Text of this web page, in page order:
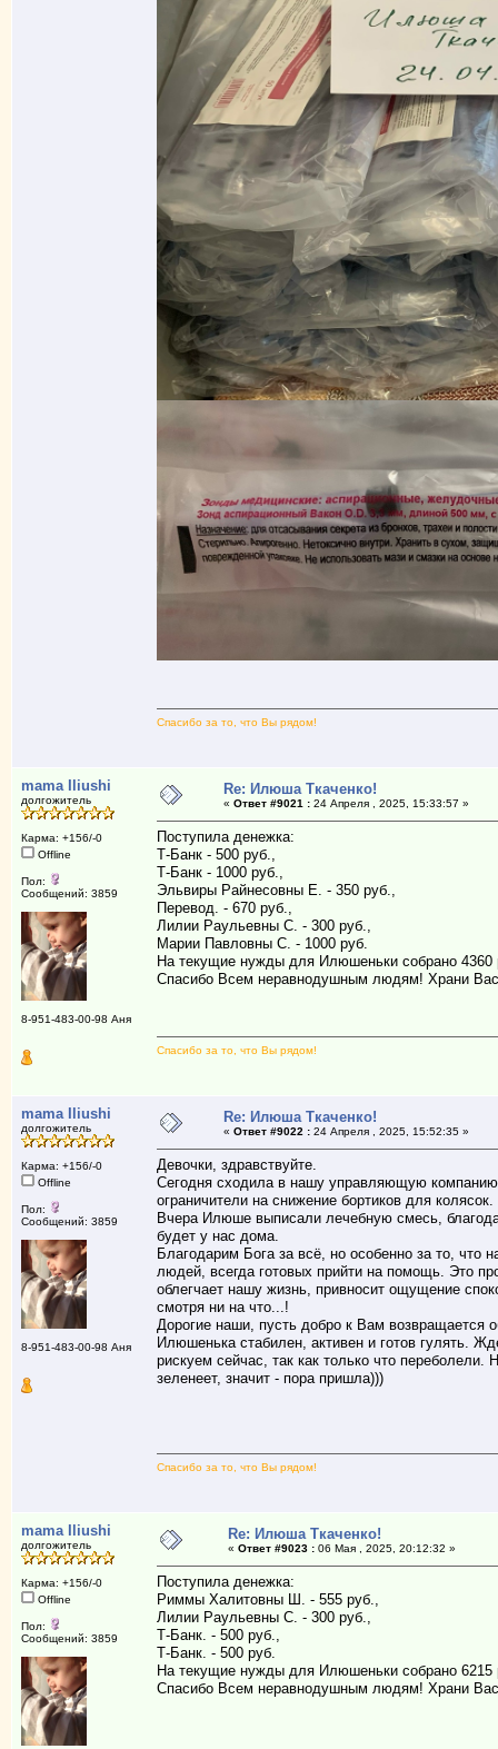
Спасибо за то, что Вы рядом!
mama Iliushi
долгожитель
Карма: +156/-0
Offline
Пол:
Сообщений: 3859
8-951-483-00-98 Аня
Re: Илюша Ткаченко!
« Ответ #9021 :24 Апреля , 2025, 15:33:57 »
Поступила денежка:
Т-Банк - 500 руб.,
Т-Банк - 1000 руб.,
Эльвиры Райнесовны Е. - 350 руб.,
Перевод. - 670 руб.,
Лилии Раульевны С. - 300 руб.,
Марии Павловны С. - 1000 руб.
На текущие нужды для Илюшеньки собрано 4360
Спасибо Всем неравнодушным людям! Храни
Спасибо за то, что Вы рядом!
mama Iliushi
долгожитель
Карма: +156/-0
Offline
Пол:
Сообщений: 3859
8-951-483-00-98 Аня
Re: Илюша Ткаченко!
« Ответ #9022 :24 Апреля , 2025, 15:52:35 »
Девочки, здравствуйте.
Сегодня сходила в нашу управляющую
ограничители на снижение бортиков для
Вчера Илюше выписали лечебную смесь,
будет у нас дома.
Благодарим Бога за всё, но особенно за то, что
людей, всегда готовых прийти на помощь. Это
облегчает нашу жизнь, привносит ощущение
смотря ни на что...!
Дорогие наши, пусть добро к Вам возвращается
Илюшенька стабилен, активен и готов гулять.
рискуем сейчас, так как только что переболели.
зеленеет, значит - пора пришла)))
Спасибо за то, что Вы рядом!
mama Iliushi
долгожитель
Карма: +156/-0
Offline
Пол:
Сообщений: 3859
Re: Илюша Ткаченко!
« Ответ #9023 :06 Мая , 2025, 20:12:32 »
Поступила денежка:
Риммы Халитовны Ш. - 555 руб.,
Лилии Раульевны С. - 300 руб.,
Т-Банк. - 500 руб.,
Т-Банк. - 500 руб.
На текущие нужды для Илюшеньки собрано 6215
Спасибо Всем неравнодушным людям! Храни